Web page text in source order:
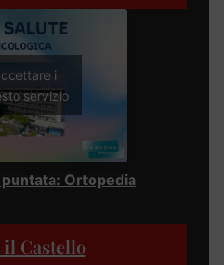
i
servizio
Ortopedia
Castello